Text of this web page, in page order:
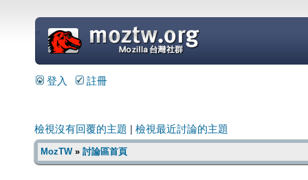
=
登入 註冊
檢視沒有回覆的主題 檢視最近討論的主題
MozTW» 討論區首頁